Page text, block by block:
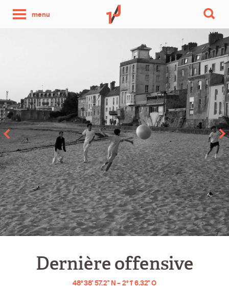
menu
photo
par
jour
Dernière offensive
48° 38' 57.2" N – 2° 1' 6.32" O